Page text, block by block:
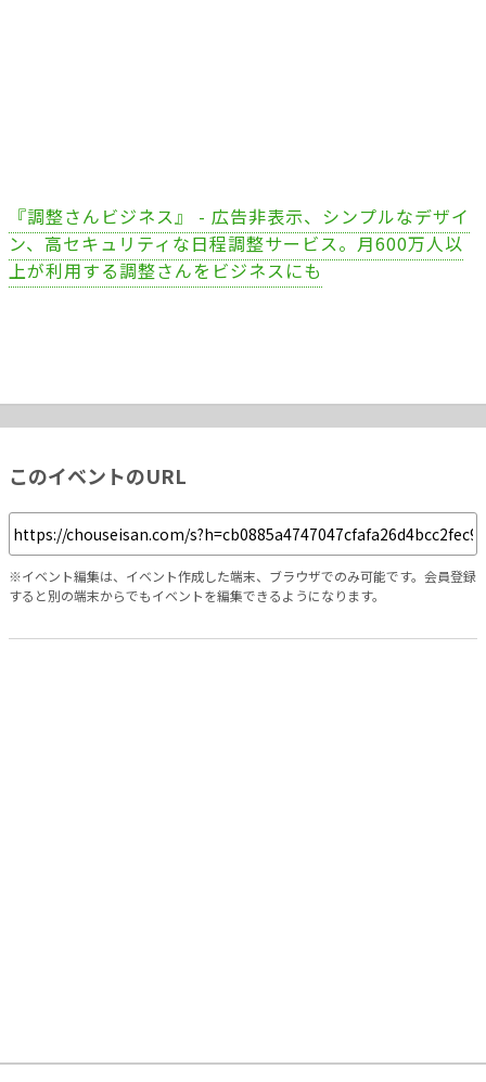
『調整さんビジネス』 - 広告非表示、シンプルなデザイ
ン、高セキュリティな日程調整サービス。月600万人以
上が利用する調整さんをビジネスにも
このイベントのURL
※イベント編集は、イベント作成した端末、ブラウザでのみ可能です。会員登録
すると別の端末からでもイベントを編集できるようになります。